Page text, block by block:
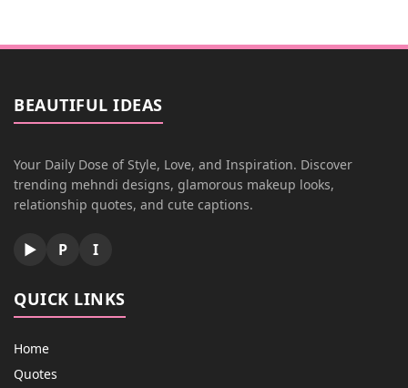
BEAUTIFUL IDEAS
Your Daily Dose of Style, Love, and Inspiration. Discover
trending mehndi designs, glamorous makeup looks,
relationship quotes, and cute captions.
▶ P I
QUICK LINKS
Home
Quotes